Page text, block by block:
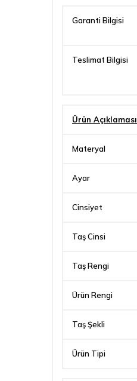
Garanti Bilgisi
Teslimat Bilgisi
Ürün Açıklaması
Materyal
Ayar
Cinsiyet
Taş Cinsi
Taş Rengi
Ürün Rengi
Taş Şekli
Ürün Tipi